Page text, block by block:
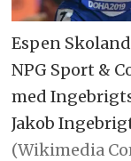
Espen
NPG Sport &
med
Jakob
(Wikimedia